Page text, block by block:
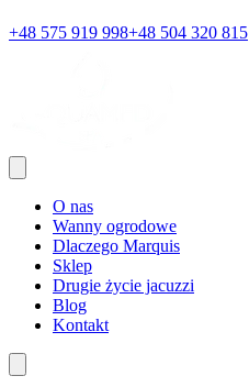
+48 575 919 998+48 504 320 815
O nas
Wanny ogrodowe
Dlaczego Marquis
Sklep
Drugie życie jacuzzi
Blog
Kontakt